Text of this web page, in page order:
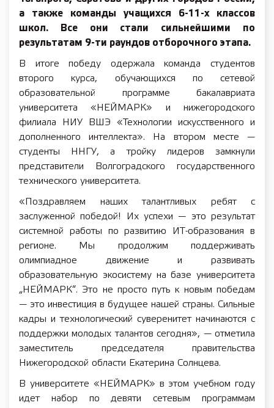
а также команды учащихся 6-11-х классов
школ. Все они стали сильнейшими по
результатам 9-ти раундов отборочного этапа.
В итоге победу одержала команда студентов
второго курса, обучающихся по сетевой
образовательной программе бакалавриата
университета «НЕЙМАРК» и нижегородского
филиала НИУ ВШЭ «Технологии искусственного и
дополненного интеллекта». На втором месте —
студенты ННГУ, а тройку лидеров замкнули
представители Волгоградского государственного
технического университета.
«Поздравляем наших талантливых ребят с
заслуженной победой! Их успехи — это результат
системной работы по развитию ИТ-образования в
регионе. Мы продолжим поддерживать
олимпиадное движение и развивать
образовательную экосистему на базе университета
„НЕЙМАРК“. Это не просто путь к новым победам
— это инвестиция в будущее нашей страны. Сильные
кадры и технологический суверенитет начинаются с
поддержки молодых талантов сегодня», — отметила
заместитель председателя правительства
Нижегородской области Екатерина Солнцева.
В университете «НЕЙМАРК» в этом учебном году
идет набор по девяти сетевым программам